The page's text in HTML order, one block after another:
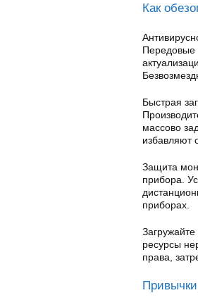
Как
Передовые
Быстрая
массово
избавляют
Защита
прибора.
приборах.
ресурсы
права,